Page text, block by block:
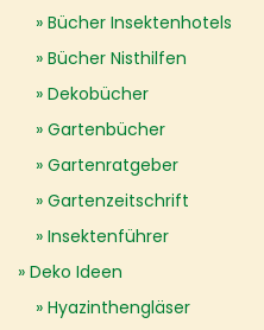
Bücher Insektenhotels
Bücher Nisthilfen
Dekobücher
Gartenbücher
Gartenratgeber
Gartenzeitschrift
Insektenführer
Deko Ideen
Hyazinthengläser